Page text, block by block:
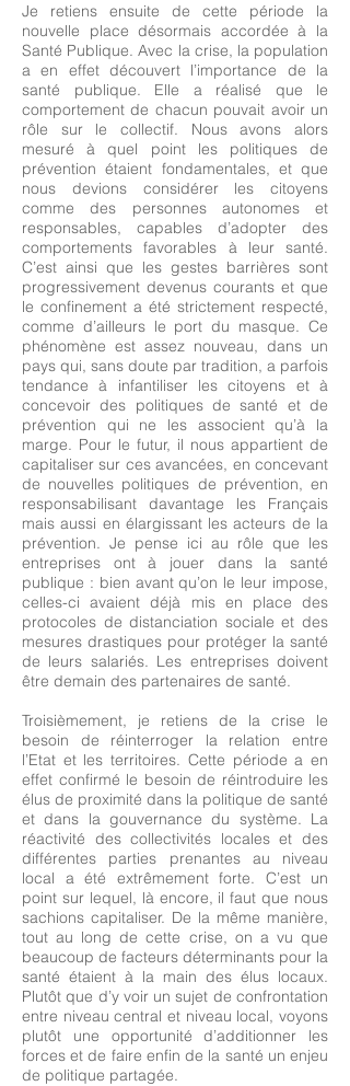
Je retiens ensuite de cette période la
nouvelle place désormais accordée à la
Santé Publique. Avec la crise, la population
a en effet découvert l’importance de la
santé publique. Elle a réalisé que le
comportement de chacun pouvait avoir un
rôle sur le collectif. Nous avons alors
mesuré à quel point les politiques de
prévention étaient fondamentales, et que
nous devions considérer les citoyens
comme des personnes autonomes et
responsables, capables d’adopter des
comportements favorables à leur santé.
C’est ainsi que les gestes barrières sont
progressivement devenus courants et que
le confinement a été strictement respecté,
comme d’ailleurs le port du masque. Ce
phénomène est assez nouveau, dans un
pays qui, sans doute par tradition, a parfois
tendance à infantiliser les citoyens et à
concevoir des politiques de santé et de
prévention qui ne les associent qu’à la
marge. Pour le futur, il nous appartient de
capitaliser sur ces avancées, en concevant
de nouvelles politiques de prévention, en
responsabilisant davantage les Français
mais aussi en élargissant les acteurs de la
prévention. Je pense ici au rôle que les
entreprises ont à jouer dans la santé
publique : bien avant qu’on le leur impose,
celles-ci avaient déjà mis en place des
protocoles de distanciation sociale et des
mesures drastiques pour protéger la santé
de leurs salariés. Les entreprises doivent
être demain des partenaires de santé.
Troisièmement, je retiens de la crise le
besoin de réinterroger la relation entre
l’Etat et les territoires. Cette période a en
effet confirmé le besoin de réintroduire les
élus de proximité dans la politique de santé
et dans la gouvernance du système. La
réactivité des collectivités locales et des
différentes parties prenantes au niveau
local a été extrêmement forte. C’est un
point sur lequel, là encore, il faut que nous
sachions capitaliser. De la même manière,
tout au long de cette crise, on a vu que
beaucoup de facteurs déterminants pour la
santé étaient à la main des élus locaux.
Plutôt que d’y voir un sujet de confrontation
entre niveau central et niveau local, voyons
plutôt une opportunité d’additionner les
forces et de faire enfin de la santé un enjeu
de politique partagée.